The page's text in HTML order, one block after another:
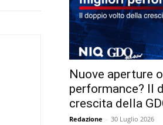
Nuove aperture
performance? Il
crescita della
Redazione - 30 Luglio 2026